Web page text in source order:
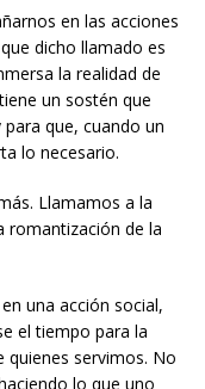
en las acciones
dicho llamado es
la realidad de
un sostén que
que, cuando un
lo necesario.
Llamamos a la
romantización de la
una acción social,
el tiempo para la
quienes servimos. No
lo que uno